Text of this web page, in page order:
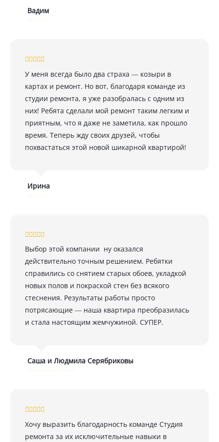
Вадим
У меня всегда было два страха — козыри в
картах и ремонт. Но вот, благодаря команде из
студии ремонта, я уже разобралась с одним из
них! Ребята сделали мой ремонт таким легким и
приятным, что я даже не заметила, как прошло
время. Теперь жду своих друзей, чтобы
похвастаться этой новой шикарной квартирой!
Ирина
Выбор этой компании ну оказался
действительно точным решением. Ребятки
справились со снятием старых обоев, укладкой
новых полов и покраской стен без всякого
стеснения. Результаты работы просто
потрясающие — наша квартира преобразилась
и стала настоящим жемчужиной. СУПЕР.
Саша и Людмила Серябриковы
Хочу выразить благодарность команде Студия
ремонта за их исключительные навыки в